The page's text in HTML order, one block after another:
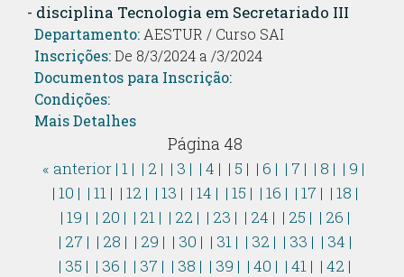
- disciplina Tecnologia em Secretariado III
Departamento: AESTUR / Curso SAI
Inscrições:De 8/3/2024 a /3/2024
Documentos para Inscrição:
Condições:
Mais Detalhes
Página 48
« anterior| 1 | | 2 | | 3 | | 4 | | 5 | | 6 | | 7 | | 8 | | 9 |
| 10 | | 11 | | 12 | | 13 | | 14 | | 15 | | 16 | | 17 | | 18 |
| 19 | | 20 | | 21 | | 22 | | 23 | | 24 | | 25 | | 26 |
| 27 | | 28 | | 29 | | 30 | | 31 | | 32 | | 33 | | 34 |
| 35 | | 36 | | 37 | | 38 | | 39 | | 40 | | 41 | | 42 |